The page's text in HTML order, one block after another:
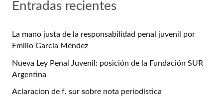
Entradas recientes
La mano justa de la responsabilidad penal juvenil por
Emilio García Méndez
Nueva Ley Penal Juvenil: posición de la Fundación SUR
Argentina
Aclaracion de f. sur sobre nota periodistica